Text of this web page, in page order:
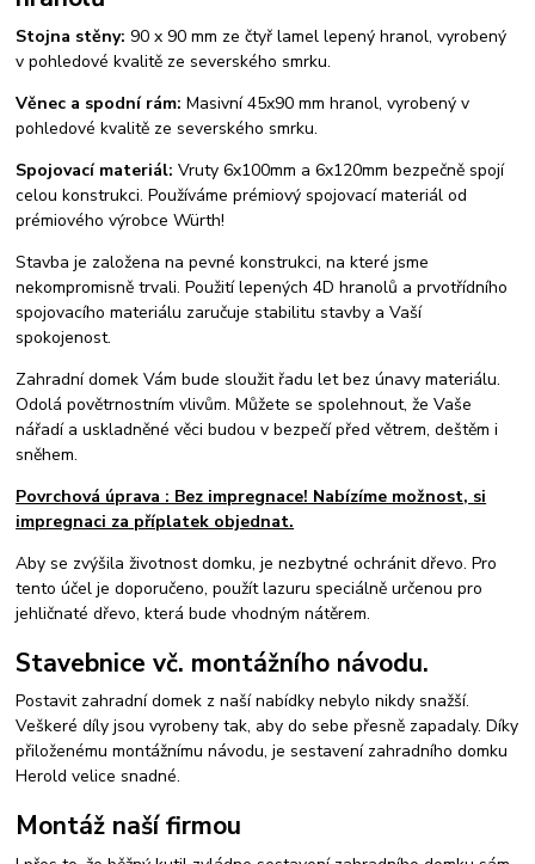
Stojna stěny: 90 x 90 mm ze čtyř lamel lepený hranol, vyrobený
v pohledové kvalitě ze severského smrku.
Věnec a spodní rám: Masivní 45x90 mm hranol, vyrobený v
pohledové kvalitě ze severského smrku.
Spojovací materiál:Vruty 6x100mm a 6x120mm bezpečně spojí
celou konstrukci. Používáme prémiový spojovací materiál od
prémiového výrobce Würth!
Stavba je založena na pevné konstrukci, na které jsme
nekompromisně trvali. Použití lepených 4D hranolů a prvotřídního
spojovacího materiálu zaručuje stabilitu stavby a Vaší
spokojenost.
Zahradní domek Vám bude sloužit řadu let bez únavy materiálu.
Odolá povětrnostním vlivům. Můžete se spolehnout, že Vaše
nářadí a uskladněné věci budou v bezpečí před větrem, deštěm i
sněhem.
Povrchová úprava : Bez impregnace! Nabízíme možnost, si
impregnaci za příplatek objednat.
Aby se zvýšila životnost domku, je nezbytné ochránit dřevo. Pro
tento účel je doporučeno, použít lazuru speciálně určenou pro
jehličnaté dřevo, která bude vhodným nátěrem.
Stavebnice vč. montážního návodu.
Postavit zahradní domek z naší nabídky nebylo nikdy snažší.
Veškeré díly jsou vyrobeny tak, aby do sebe přesně zapadaly. Díky
přiloženému montážnímu návodu, je sestavení zahradního domku
Herold velice snadné.
Montáž naší firmou